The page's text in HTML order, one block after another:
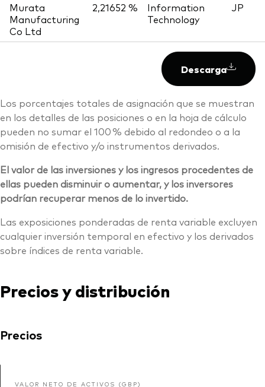
Murata
Manufacturing
Co Ltd
2,21652 %
Information
Technology
JP
Descarga
Los porcentajes totales de asignación que se muestran
en los detalles de las posiciones o en la hoja de cálculo
pueden no sumar el 100 % debido al redondeo o a la
omisión de efectivo y/o instrumentos derivados.
El valor de las inversiones y los ingresos procedentes de
ellas pueden disminuir o aumentar, y los inversores
podrían recuperar menos de lo invertido.
Las exposiciones ponderadas de renta variable excluyen
cualquier inversión temporal en efectivo y los derivados
sobre índices de renta variable.
Precios y distribución
Precios
VALOR NETO DE ACTIVOS (GBP)